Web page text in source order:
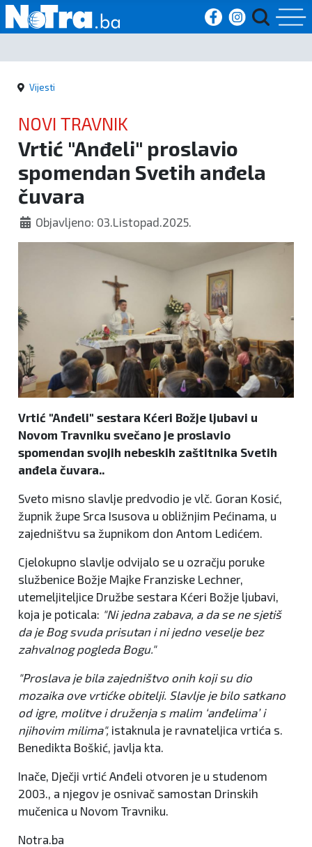
Početna
Vijesti
Sport
Kultura
Crna
kronika
Zanimljivosti
Vijesti
NOVI TRAVNIK
Vrtić "Anđeli" proslavio
spomendan Svetih anđela
čuvara
Objavljeno: 03.Listopad.2025.
Vrtić "Anđeli" sestara Kćeri Božje ljubavi u
Novom Travniku svečano je proslavio
spomendan svojih nebeskih zaštitnika Svetih
anđela čuvara..
Sveto misno slavlje predvodio je vlč. Goran Kosić,
župnik župe Srca Isusova u obližnjim Pećinama, u
zajedništvu sa župnikom don Antom Ledićem.
Cjelokupno slavlje odvijalo se u ozračju poruke
službenice Božje Majke Franziske Lechner,
utemeljiteljice Družbe sestara Kćeri Božje ljubavi,
koja je poticala: "Ni jedna zabava, a da se ne sjetiš
da je Bog svuda prisutan i ni jedno veselje bez
zahvalnog pogleda Bogu."
"Proslava je bila zajedništvo onih koji su dio
mozaika ove vrtićke obitelji. Slavlje je bilo satkano
od igre, molitve i druženja s malim ‘anđelima’ i
njihovim milima", istaknula je ravnateljica vrtića s.
Benedikta Boškić, javlja kta.
Inače, Dječji vrtić Anđeli otvoren je u studenom
2003., a njegov je osnivač samostan Drinskih
mučenica u Novom Travniku.
Notra.ba